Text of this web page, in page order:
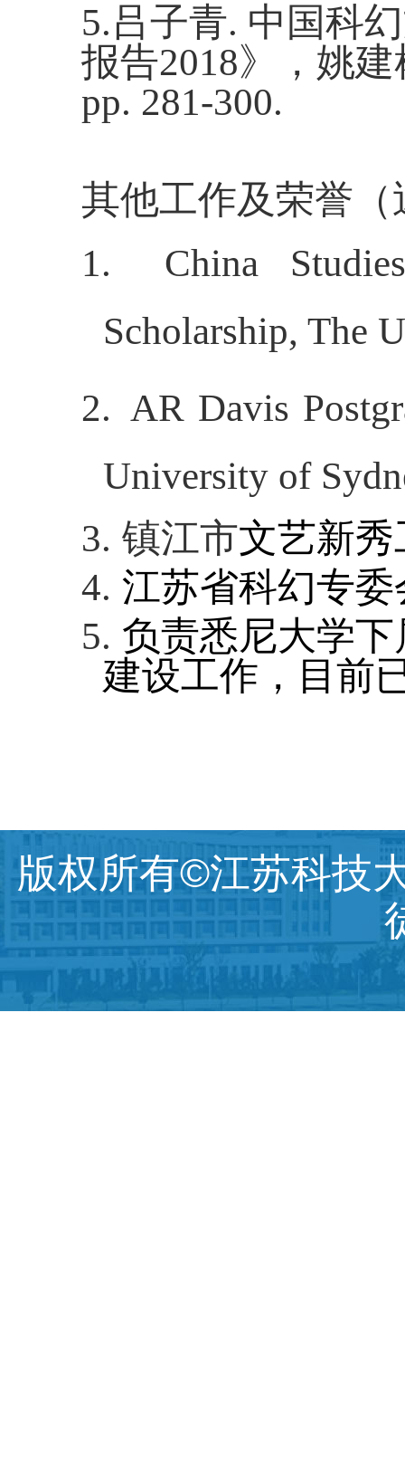
5.吕子青. 中国科
报告2018》，姚
pp. 281-300.
其他工作及荣誉
1.
China
Scholarship, The
2. AR Davis
University of
3. 镇江市文艺新
4. 江苏省科幻专委
5. 负责悉尼大学下
建设工作，目前
版权所有©江苏科技